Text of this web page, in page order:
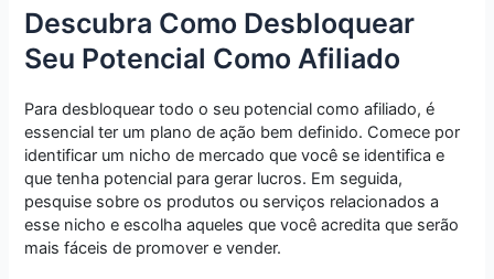
Descubra Como Desbloquear
Seu Potencial Como Afiliado
Para desbloquear todo o seu potencial como afiliado, é
essencial ter um plano de ação bem definido. Comece por
identificar um nicho de mercado que você se identifica e
que tenha potencial para gerar lucros. Em seguida,
pesquise sobre os produtos ou serviços relacionados a
esse nicho e escolha aqueles que você acredita que serão
mais fáceis de promover e vender.